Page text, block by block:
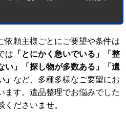
依頼主様ごとにご要望や条件は
は 「とにかく急いでいる」「整
い」「探し物が多数ある」「遺
など、多種多様なご要望にお
ます。遺品整理でお悩みでした
くださいませ。